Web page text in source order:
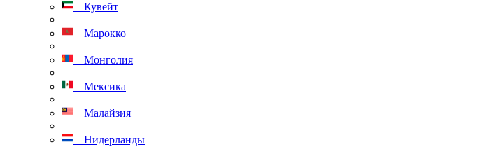
Кувейт
Марокко
Монголия
Мексика
Малайзия
Нидерланды